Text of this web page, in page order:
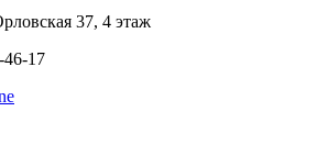
37, 4 этаж
46-17